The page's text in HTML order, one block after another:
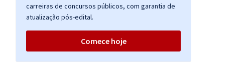
carreiras de concursos públicos, com garantia de
atualização pós-edital.
Comece hoje